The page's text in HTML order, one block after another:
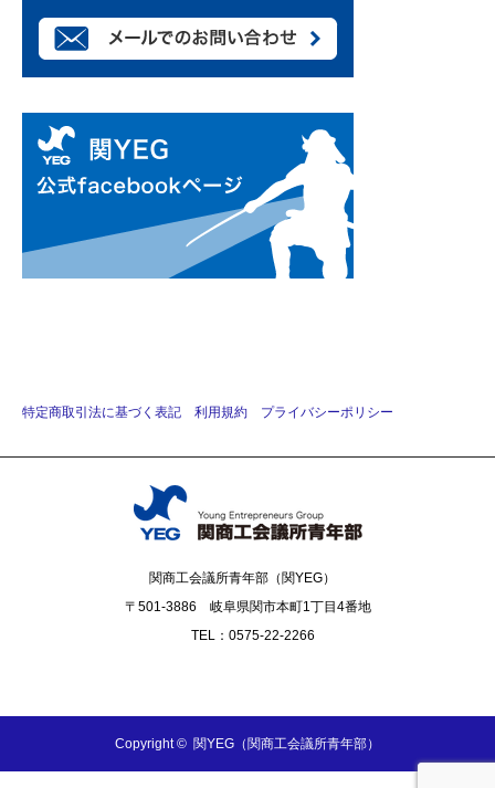
特定商取引法に基づく表記 利用規約 プライバシーポリシー
関商工会議所青年部（関YEG）
〒501-3886 岐阜県関市本町1丁目4番地
TEL：0575-22-2266
Copyright © 関YEG（関商工会議所青年部）